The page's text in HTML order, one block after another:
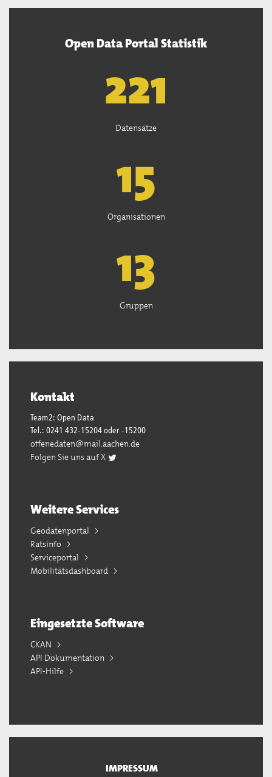
Open Data Portal Statistik
222
Datensätze
15
Organisationen
13
Gruppen
Kontakt
Team2: Open Data
Tel.: 0241 432-15204 oder -15200
offenedaten@mail.aachen.de
Folgen Sie uns auf X
Weitere Services
Geodatenportal
Ratsinfo
Serviceportal
Mobilitätsdashboard
Eingesetzte Software
CKAN
API Dokumentation
API-Hilfe
IMPRESSUM